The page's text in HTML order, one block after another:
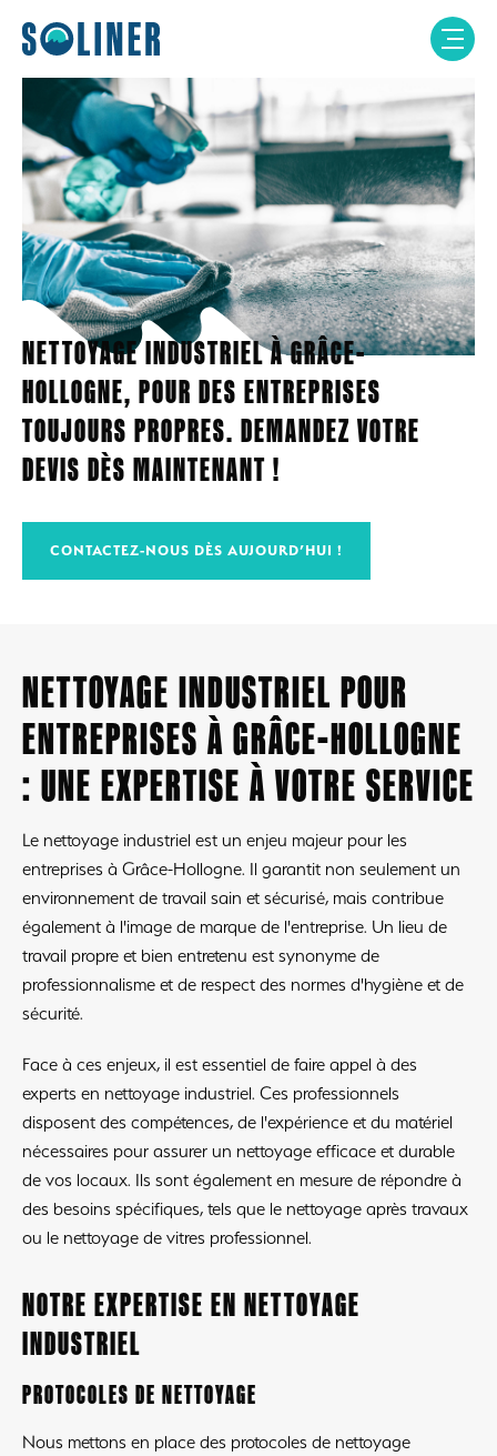
NETTOYAGE INDUSTRIEL À GRÂCE-
HOLLOGNE, POUR DES ENTREPRISES
TOUJOURS PROPRES. DEMANDEZ VOTRE
DEVIS DÈS MAINTENANT !
CONTACTEZ-NOUS DÈS AUJOURD’HUI !
NETTOYAGE INDUSTRIEL POUR
ENTREPRISES À GRÂCE-HOLLOGNE
: UNE EXPERTISE À VOTRE SERVICE
Le nettoyage industriel est un enjeu majeur pour les
entreprises à Grâce-Hollogne. Il garantit non seulement un
environnement de travail sain et sécurisé, mais contribue
également à l'image de marque de l'entreprise. Un lieu de
travail propre et bien entretenu est synonyme de
professionnalisme et de respect des normes d'hygiène et de
sécurité.
Face à ces enjeux, il est essentiel de faire appel à des
experts en nettoyage industriel. Ces professionnels
disposent des compétences, de l'expérience et du matériel
nécessaires pour assurer un nettoyage efficace et durable
de vos locaux. Ils sont également en mesure de répondre à
des besoins spécifiques, tels que le nettoyage après travaux
ou le nettoyage de vitres professionnel.
NOTRE EXPERTISE EN NETTOYAGE
INDUSTRIEL
PROTOCOLES DE NETTOYAGE
Nous mettons en place des protocoles de nettoyage